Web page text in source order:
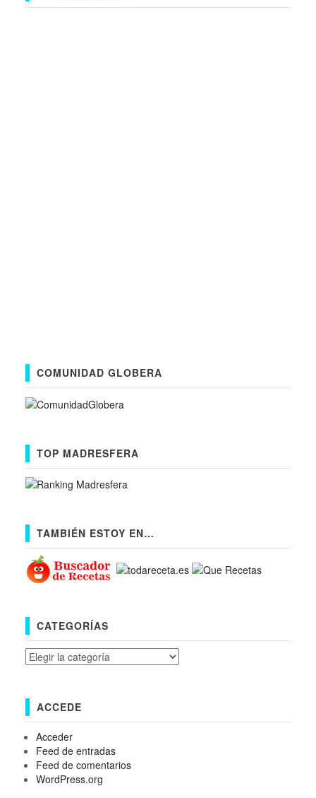
COMUNIDAD GLOBERA
TOP MADRESFERA
TAMBIÉN ESTOY EN…
CATEGORÍAS
Categorías
ACCEDE
Acceder
Feed de entradas
Feed de comentarios
WordPress.org